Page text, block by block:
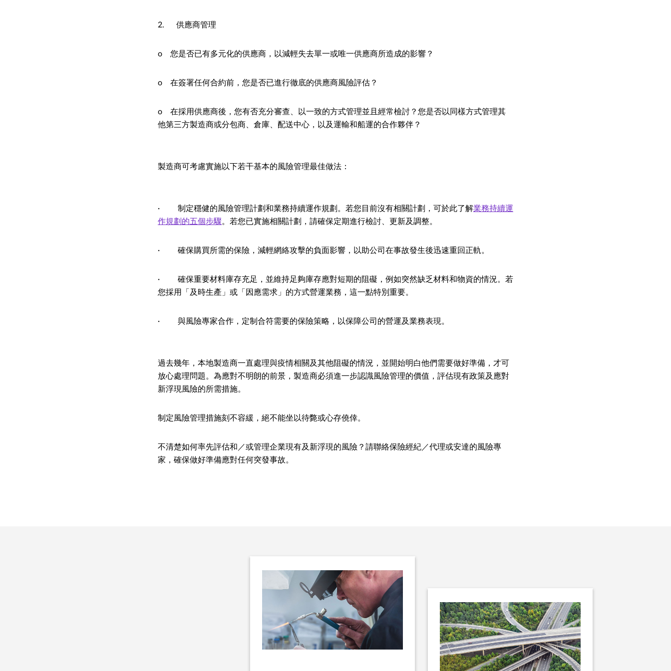
2. 供應商管理
o 您是否已有多元化的供應商，以減輕失去單一或唯一供應商所造成的影響？
o 在簽署任何合約前，您是否已進行徹底的供應商風險評估？
o 在採用供應商後，您有否充分審查、以一致的方式管理並且經常檢討？您是否以同樣方式管理其
他第三方製造商或分包商、倉庫、配送中心，以及運輸和船運的合作夥伴？
製造商可考慮實施以下若干基本的風險管理最佳做法：
· 制定穩健的風險管理計劃和業務持續運作規劃。若您目前沒有相關計劃，可於此了解業務持續運
作規劃的五個步驟。若您已實施相關計劃，請確保定期進行檢討、更新及調整。
· 確保購買所需的保險，減輕網絡攻擊的負面影響，以助公司在事故發生後迅速重回正軌。
· 確保重要材料庫存充足，並維持足夠庫存應對短期的阻礙，例如突然缺乏材料和物資的情況。若
您採用「及時生產」或「因應需求」的方式營運業務，這一點特別重要。
· 與風險專家合作，定制合符需要的保險策略，以保障公司的營運及業務表現。
過去幾年，本地製造商一直處理與疫情相關及其他阻礙的情況，並開始明白他們需要做好準備，才可
放心處理問題。為應對不明朗的前景，製造商必須進一步認識風險管理的價值，評估現有政策及應對
新浮現風險的所需措施。
制定風險管理措施刻不容緩，絕不能坐以待斃或心存僥倖。
不清楚如何率先評估和／或管理企業現有及新浮現的風險？請聯絡保險經紀／代理或安達的風險專
家，確保做好準備應對任何突發事故。